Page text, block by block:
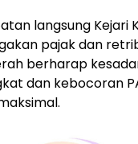
langsung Kejari
pajak dan
berharap
dan kebocoran